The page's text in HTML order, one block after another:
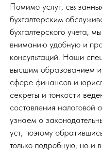
Помимо услуг,
бухгалтерским
бухгалтерского учета,
вниманию удобную и
консультаций. Наши
высшим образованием
сфере финансов и
секреты и тонкости
составления налоговой
узнаем о
уст, поэтому
только подробную, но и